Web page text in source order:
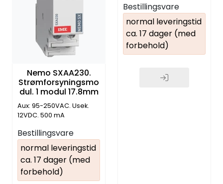
Nemo SXAA230.
Strømforsyningsmo
dul. 1 modul 17.8mm
Aux: 95-250VAC. Usek.
12VDC. 500 mA
Bestillingsvare
normal leveringstid
ca. 17 dager (med
forbehold)
Bestillingsvare
normal leveringstid
ca. 17 dager (med
forbehold)